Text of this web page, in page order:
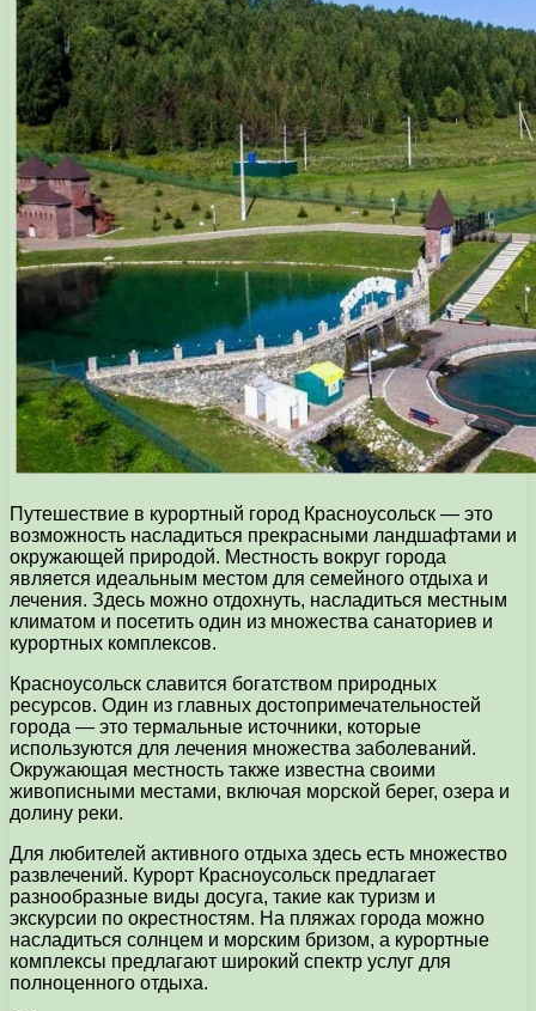
Путешествие в курортный город Красноусольск — это
возможность насладиться прекрасными ландшафтами и
окружающей природой. Местность вокруг города
является идеальным местом для семейного отдыха и
лечения. Здесь можно отдохнуть, насладиться местным
климатом и посетить один из множества санаториев и
курортных комплексов.
Красноусольск славится богатством природных
ресурсов. Один из главных достопримечательностей
города — это термальные источники, которые
используются для лечения множества заболеваний.
Окружающая местность также известна своими
живописными местами, включая морской берег, озера и
долину реки.
Для любителей активного отдыха здесь есть множество
развлечений. Курорт Красноусольск предлагает
разнообразные виды досуга, такие как туризм и
экскурсии по окрестностям. На пляжах города можно
насладиться солнцем и морским бризом, а курортные
комплексы предлагают широкий спектр услуг для
полноценного отдыха.